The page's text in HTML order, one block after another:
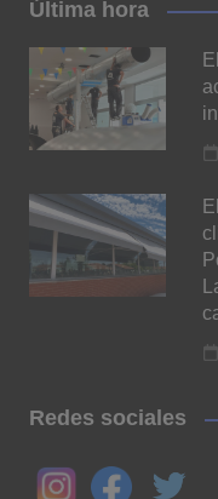
Última hora
Redes sociales